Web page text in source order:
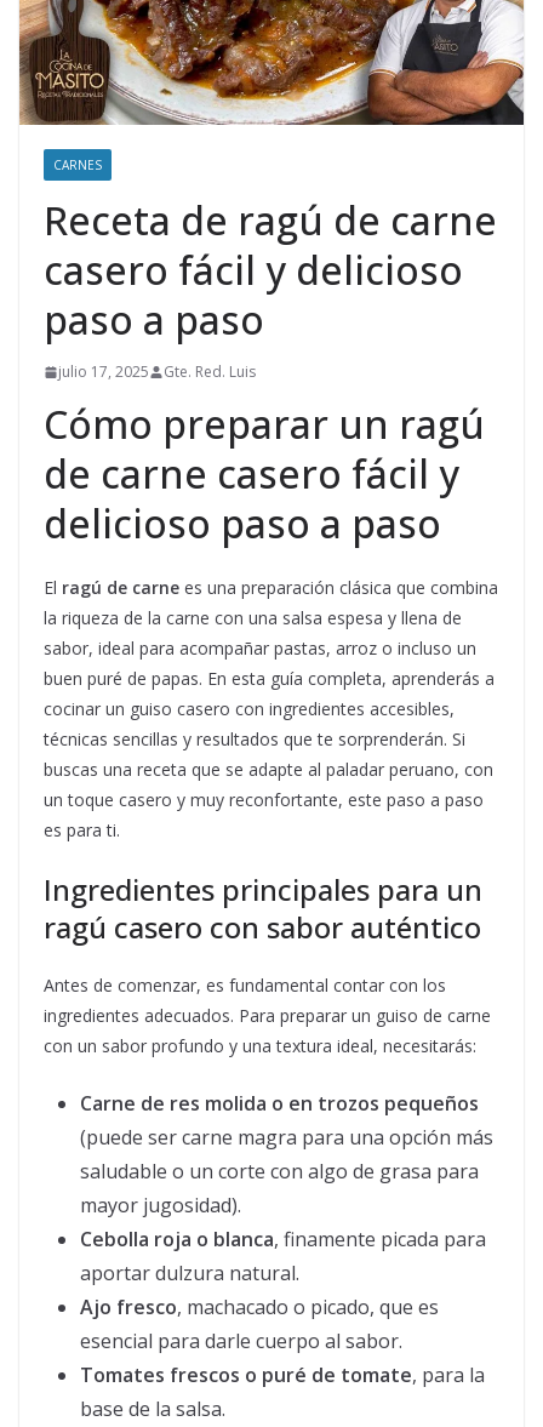
CARNES
Receta de ragú de carne
casero fácil y delicioso
paso a paso
julio 17, 2025 Gte. Red. Luis
Cómo preparar un ragú
de carne casero fácil y
delicioso paso a paso
El ragú de carne es una preparación clásica que combina
la riqueza de la carne con una salsa espesa y llena de
sabor, ideal para acompañar pastas, arroz o incluso un
buen puré de papas. En esta guía completa, aprenderás a
cocinar un guiso casero con ingredientes accesibles,
técnicas sencillas y resultados que te sorprenderán. Si
buscas una receta que se adapte al paladar peruano, con
un toque casero y muy reconfortante, este paso a paso
es para ti.
Ingredientes principales para un
ragú casero con sabor auténtico
Antes de comenzar, es fundamental contar con los
ingredientes adecuados. Para preparar un guiso de carne
con un sabor profundo y una textura ideal, necesitarás:
Carne de res molida o en trozos pequeños
(puede ser carne magra para una opción más
saludable o un corte con algo de grasa para
mayor jugosidad).
Cebolla roja o blanca, finamente picada para
aportar dulzura natural.
Ajo fresco, machacado o picado, que es
esencial para darle cuerpo al sabor.
Tomates frescos o puré de tomate, para la
base de la salsa.